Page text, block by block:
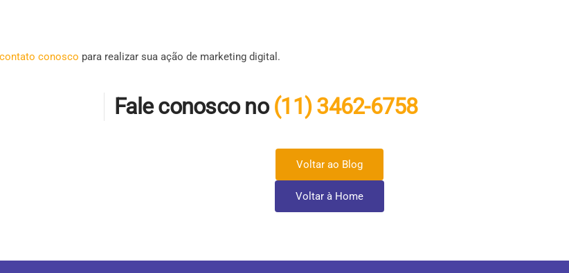
contato conosco para realizar sua ação de marketing digital.
Fale conosco no(11) 3462-6758
Voltar ao Blog
Voltar à Home